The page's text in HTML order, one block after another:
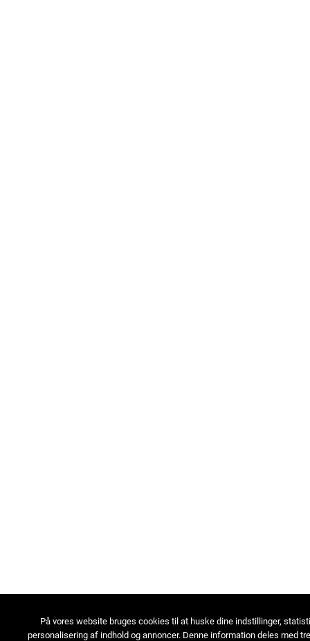
På vores website bruges cookies til at huske dine indstillinger,
personalisering af indhold og annoncer. Denne information deles med